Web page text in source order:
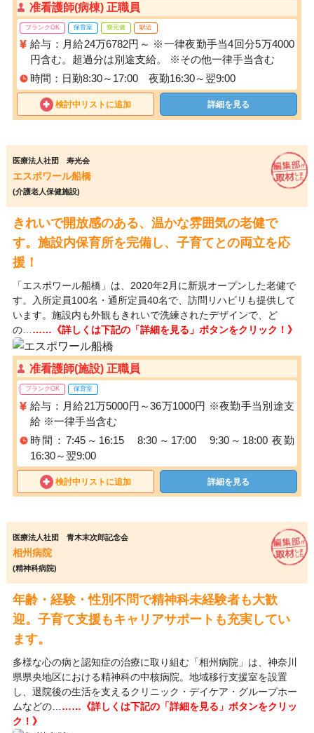
准看護師(病棟) 正職員
ブランクOK 保育室 寮完備 駅近
給与：月給24万6782円～ ※一律夜勤手当4回分5万4000
円含む。超過分は別途支給。 ※その他一律手当含む
時間：日勤8:30～17:00 夜勤16:30～翌9:00
検討中リストに追加 詳細を見る
医療法人社団 寿光会
エスポワール船橋
(介護老人保健施設)
きれいで開放感のある、温かな雰囲気の老健で
す。施設内保育所を完備し、子育てとの両立を応
援！
「エスポワール船橋」は、2020年2月に新規オープンした老健で
す。入所定員100名・通所定員40名で、訪問リハビリも提供して
います。施設内も外観もきれいで洗練されたデザインで、ど
の… ……《詳しくは下記の「詳細を見る」ボタンをクリック！》
准看護師(施設) 正職員
ブランクOK 保育室
給与：月給21万5000円～36万1000円 ※夜勤手当別途支
給 ※一律手当含む
時間：7:45～16:15 8:30～17:00 9:30～18:00 夜勤
16:30～翌9:00
検討中リストに追加 詳細を見る
医療法人社団 青木末次郎記念会
相州病院
(精神科病院)
年齢・経験・性別不問で精神科未経験者も大歓
迎。子育て支援もキャリアサポートも充実してい
ます。
多様な心の病と認知症の治療に取り組む「相州病院」は、神奈川
県県央地区における精神科の中核病院。地域移行支援室を設置
し、退院後の生活を支えるクリニック・デイケア・グループホー
ムなどの… ……《詳しくは下記の「詳細を見る」ボタンをクリッ
ク！》